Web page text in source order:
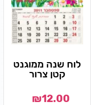
לוח שנה ממוגנט
קטן צרור
₪12.00